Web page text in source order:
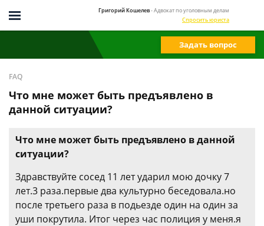
Григорий Кошелев- Адвокат по уголовным делам
Спросить юриста
Задать вопрос
FAQ
Что мне может быть предъявлено в
данной ситуации?
Что мне может быть предъявлено в данной
ситуации?
Здравствуйте сосед 11 лет ударил мою дочку 7
лет.3 раза.первые два культурно беседовала.но
после третьего раза в подьезде один на один за
уши покрутила. Итог через час полиция у меня.я